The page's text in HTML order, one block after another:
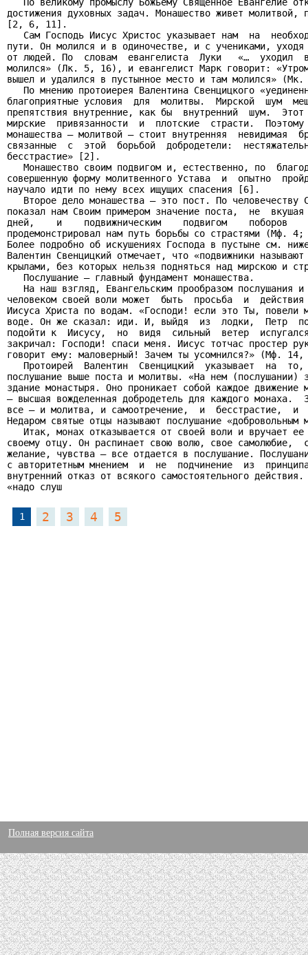
достижения духовных задач. Монашество живет молитвой,
[2, 6, 11].
Сам Господь Иисус Христос указывает нам  на
пути. Он молился и в одиночестве, и с учениками,
от людей. По  словам  евангелиста  Луки   «…  уходил
молился» (Лк. 5, 16), и евангелист Марк говорит:
вышел и удалился в пустынное место и там молился»
По мнению протоиерея Валентина Свенцицкого
благоприятные условия  для  молитвы.  Мирской  шум
препятствия внутренние, как бы  внутренний  шум.
мирские  привязанности  и  плотские  страсти.
монашества – молитвой – стоит внутренняя  невидимая
связанные  с  этой  борьбой  добродетели:
бесстрастие» [2].
Монашество своим подвигом и, естественно, по
совершенную форму молитвенного Устава  и  опытно
научало идти по нему всех ищущих спасения [6].
Второе дело монашества – это пост. По человечеству
показал нам Своим примером значение поста,  не
дней,    и    подвижническим    подвигом    поборов
продемонстрировал нам путь борьбы со страстями
Более подробно об искушениях Господа в пустыне см.
Валентин Свенцицкий отмечает, что «подвижники
крылами, без которых нельзя подняться над мирскою и
   Послушание – главный фундамент монашества.
На наш взгляд, Евангельским прообразом послушания
человеком своей воли может  быть  просьба  и
Иисуса Христа по водам. «Господи! если это Ты, повели
воде. Он же сказал: иди. И, выйдя  из  лодки,  Петр
подойти к  Иисусу,  но  видя  сильный  ветер
закричал: Господи! спаси меня. Иисус тотчас простер
говорит ему: маловерный! Зачем ты усомнился?» (Мф.
Протоирей  Валентин  Свенцицкий  указывает  на
послушание выше поста и молитвы. «На нем (послушании)
здание монастыря. Оно проникает собой каждое движение
– высшая вожделенная добродетель для каждого монаха.
все – и молитва, и самоотречение,  и  бесстрастие,  и
Недаром святые отцы называют послушание
Итак, монах отказывается от своей воли и вручает
своему отцу. Он распинает свою волю, свое самолюбие,
желание, чувства – все отдается в послушание.
с авторитетным мнением  и  не  подчинение  из
внутренний отказ от всякого самостоятельного
«надо слуш
1 2 3 4 5
Полная версия сайта